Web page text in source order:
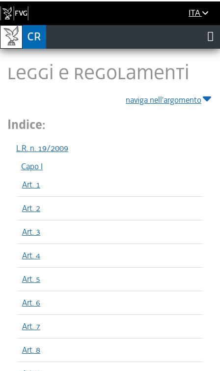
ITA
LEGGI E REGOLAMENTI
naviga nell'argomento
Indice:
L.R. n. 19/2009
Capo I
Art. 1
Art. 2
Art. 3
Art. 4
Art. 5
Art. 6
Art. 7
Art. 8